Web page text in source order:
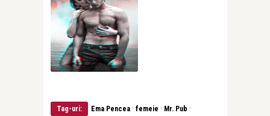
Tag-uri: Ema Pencea · femeie · Mr. Pub ·